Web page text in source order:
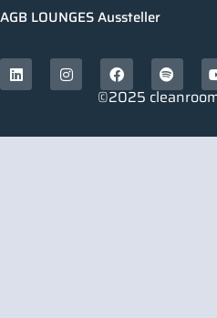
AGB LOUNGES Aussteller
©2025